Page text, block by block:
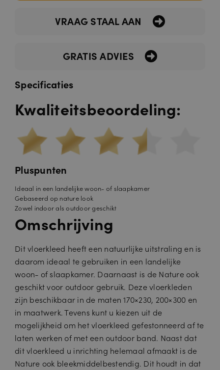
VRAAG STAAL AAN
GRATIS ADVIES
Specificaties
Kwaliteitsbeoordeling:
Pluspunten
Ideaal in een landelijke woon- of slaapkamer
Gebaseerd op nature look
Zowel indoor als outdoor geschikt
Omschrijving
Dit vloerkleed heeft een natuurlijke uitstraling en is
daarom ideaal te gebruiken in een landelijke
woon- of slaapkamer. Daarnaast is de Nature ook
geschikt voor outdoor gebruik. Deze vloerkleden
zijn beschikbaar in de maten 170×230, 200×300 en
in maatwerk. Tevens kunt u kiezen uit de
mogelijkheid om het vloerkleed gefestonneerd af te
laten werken of met een outdoor band. Naast dat
dit vloerkleed u inrichting helemaal afmaakt is de
Nature ook bleekmiddelbestendig. Dit houdt in dat